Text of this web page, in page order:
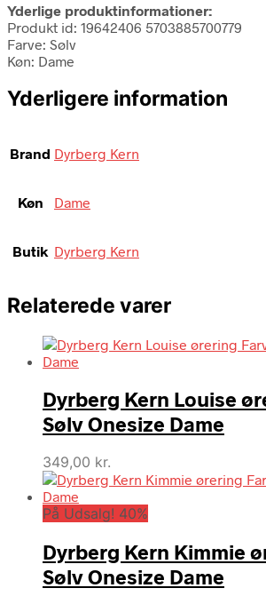
Yderlige produktinformationer:
Produkt id: 19642406 5703885700779
Farve: Sølv
Køn: Dame
Yderligere information
Brand Dyrberg Kern
Køn Dame
Butik Dyrberg Kern
Relaterede varer
Dyrberg Kern Louise
Sølv Onesize Dame
349,00 kr.
På Udsalg! 40%
Dyrberg Kern Kimmie
Sølv Onesize Dame